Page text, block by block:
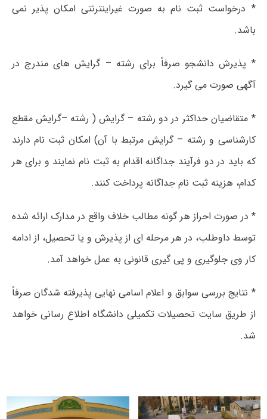
* درخواست ثبت نام به صورت غیراینترنتی امکان پذیر نمی
باشد.
* پذیرش دانشجو صرفاً برای رشته – گرایش های مندرج در
آگهی صورت می گیرد.
* متقاضیان حداکثر در دو رشته – گرایش ( رشته –گرایش مقطع
کارشناسی و رشته – گرایش مرتبط با آن) امکان ثبت نام دارند
که باید در دو فرآیند جداگانه اقدام به ثبت نام نمایند و برای هر
کدام، هزینه ثبت نام جداگانه پرداخت کنند.
* در صورت احراز هر گونه مطالب خلاف واقع در مدارک ارائه شده
توسط داوطلب، در هر مرحله ای از پذیرش و یا تحصیل، از ادامه
کار وی جلوگیری و پی گیری قانونی به عمل خواهد آمد.
* نتایج بررسی سوابق و اعلام اسامی نهایی پذیرفته شدگان صرفاً
از طریق سایت تحصیلات تکمیلی دانشگاه اطلاع رسانی خواهد
شد.